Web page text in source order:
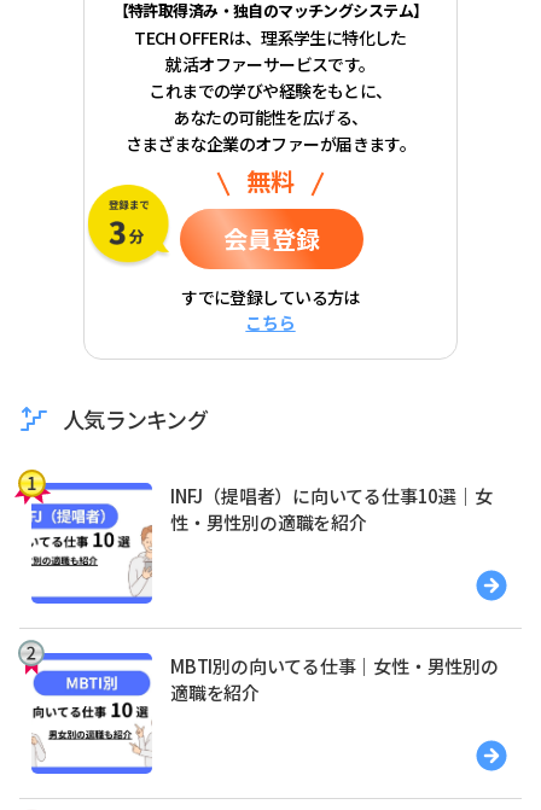
【特許取得済み・独自のマッチングシステム】
TECH OFFERは、理系学生に特化した
就活オファーサービスです。
これまでの学びや経験をもとに、
あなたの可能性を広げる、
さまざまな企業のオファーが届きます。
無料
会員登録
すでに登録している方は
こちら
人気ランキング
INFJ（提唱者）に向いてる仕事10選｜女
性・男性別の適職を紹介
MBTI別の向いてる仕事｜女性・男性別の
適職を紹介